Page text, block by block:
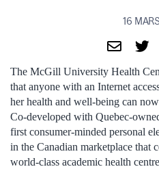
16
The McGill University Health
that anyone with an Internet
her health and well-being can
Co-developed with Quebec-
first consumer-minded personal
in the Canadian marketplace that
world-class academic health